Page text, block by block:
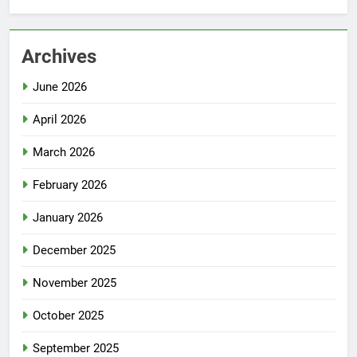
Archives
June 2026
April 2026
March 2026
February 2026
January 2026
December 2025
November 2025
October 2025
September 2025